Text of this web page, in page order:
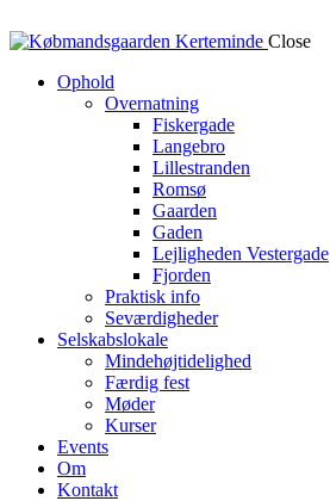
Close
Ophold
Overnatning
Fiskergade
Langebro
Lillestranden
Romsø
Gaarden
Gaden
Lejligheden Vestergade
Fjorden
Praktisk info
Seværdigheder
Selskabslokale
Mindehøjtidelighed
Færdig fest
Møder
Kurser
Events
Om
Kontakt